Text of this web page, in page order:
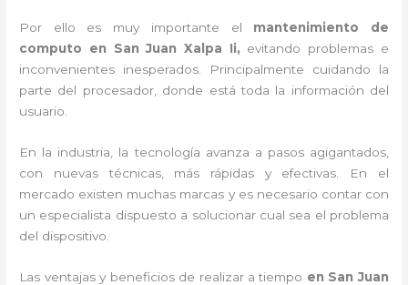
Por ello es muy importante el mantenimiento de
computo en San Juan Xalpa Ii, evitando problemas e
inconvenientes inesperados. Principalmente cuidando la
parte del procesador, donde está toda la información del
usuario.
En la industria, la tecnología avanza a pasos agigantados,
con nuevas técnicas, más rápidas y efectivas . En el
mercado existen muchas marcas y es necesario contar con
un especialista dispuesto a solucionar cual sea el problema
del dispositivo.
Las ventajas y beneficios de realizar a tiempo en San Juan